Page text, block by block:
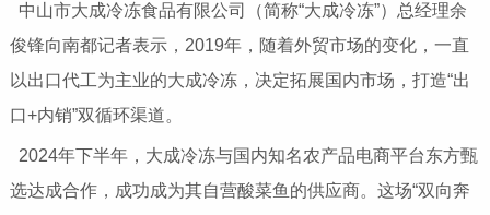
中山市大成冷冻食品有限公司（简称“大成冷冻”）总经理余
俊锋向南都记者表示，2019年，随着外贸市场的变化，一直
以出口代工为主业的大成冷冻，决定拓展国内市场，打造“出
口+内销”双循环渠道。
2024年下半年，大成冷冻与国内知名农产品电商平台东方甄
选达成合作，成功成为其自营酸菜鱼的供应商。这场“双向奔